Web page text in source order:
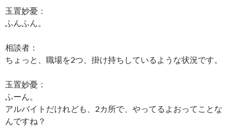
玉置妙憂：
ふんふん。
相談者：
ちょっと、職場を2つ、掛け持ちしているような状況です。
玉置妙憂：
ふーん。
アルバイトだけれども、2カ所で、やってるよおってことな
んですね？